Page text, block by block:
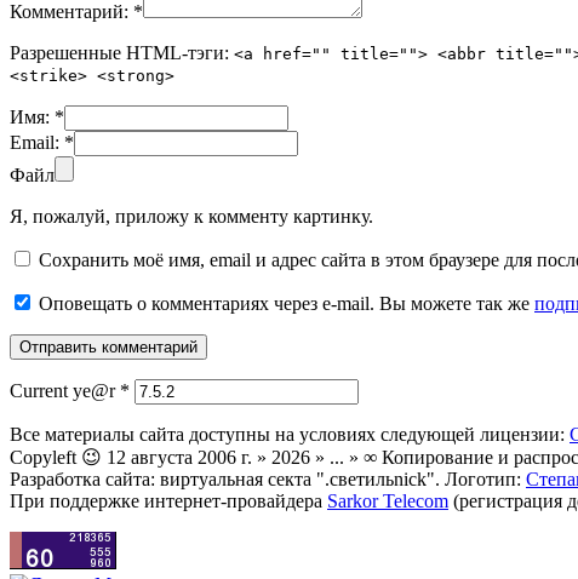
Комментарий: *
Разрешенные HTML-тэги: <a href="" title=""> <abbr title="">
<strike> <strong>
Имя: *
Email: *
Файл
Я, пожалуй, приложу к комменту картинку.
Сохранить моё имя, email и адрес сайта в этом браузере для
Оповещать о комментариях через e-mail. Вы можете так же
Current ye@r *
Все материалы сайта доступны на условиях следующей лицензии:
Copyleft 😉 12 августа 2006 г. » 2026 » ... » ∞ Копирование и
Разработка сайта: виртуальная секта ".светильnick". Логотип:
При поддержке интернет-провайдера Sarkor Telecom (регистрация